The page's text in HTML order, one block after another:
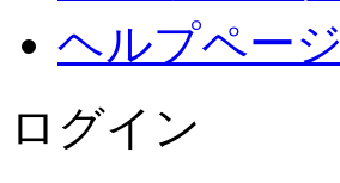
ヘルプページ
ログイン